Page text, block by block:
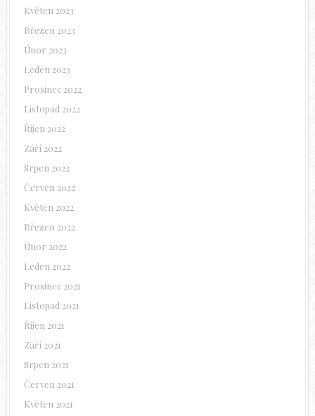
Květen 2023
Březen 2023
Únor 2023
Leden 2023
Prosinec 2022
Listopad 2022
Říjen 2022
Září 2022
Srpen 2022
Červen 2022
Květen 2022
Březen 2022
Únor 2022
Leden 2022
Prosinec 2021
Listopad 2021
Říjen 2021
Září 2021
Srpen 2021
Červen 2021
Květen 2021